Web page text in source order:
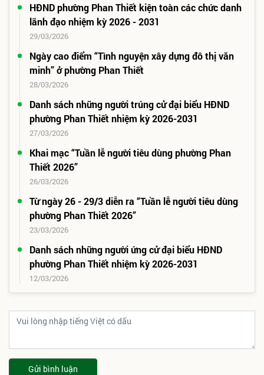
HĐND phường Phan Thiết kiện toàn các chức danh
lãnh đạo nhiệm kỳ 2026 - 2031
29/03/2026
Ngày cao điểm “Tình nguyện xây dựng đô thị văn
minh” ở phường Phan Thiết
28/03/2026
Danh sách những người trúng cử đại biểu HĐND
phường Phan Thiết nhiệm kỳ 2026-2031
27/03/2026
Khai mạc “Tuần lễ người tiêu dùng phường Phan
Thiết 2026”
26/03/2026
Từ ngày 26 - 29/3 diễn ra “Tuần lễ người tiêu dùng
phường Phan Thiết 2026”
23/03/2026
Danh sách những người ứng cử đại biểu HĐND
phường Phan Thiết nhiệm kỳ 2026-2031
12/03/2026
Gửi bình luận